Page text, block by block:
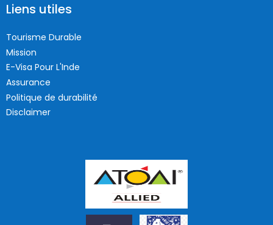
Liens utiles
Tourisme Durable
Mission
E-Visa Pour L'Inde
Assurance
Politique de durabilité
Disclaimer